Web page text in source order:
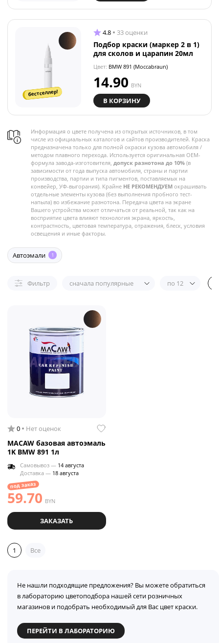
бестселлер!
4.8 33 оценки
Подбор краски (маркер 2 в 1)
для сколов и царапин 20мл
Цвет: BMW 891 (Moccabraun)
14.90 BYN
В КОРЗИНУ
Информация о цвете получена из открытых источников, в том
числе из официальных каталогов и сайтов производителей. Краска
предназначена только для полной окраски кузова автомобиля /
методом плавного перехода. Используется оригинальная OEM-
формула завода-изготовителя, допуск разнотона до 10% (в
зависимости от года выпуска автомобиля, страны и партии
производства, партии и типа пигментов, поставляемых на
конвейер, УФ-выгорания). Крайне НЕ РЕКОМЕНДУЕМ окрашивать
отдельные элементы кузова (без выполнения пробного тест-
напыла) во избежание разнотона. Передача цвета на экране
Вашего устройства может отличаться от реальной, так как на
восприятие цвета влияют технология экрана, яркость,
контрастность, цветовая температура, отражения, блеск, условия
освещения и иные факторы.
Автоэмали 1
Фильтр сначала популярные по 12
0 Нет оценок
MACAW базовая автоэмаль
1K BMW 891 1л
Самовывоз — 14 августа
Доставка — 18 августа
под заказ
59.70 BYN
ЗАКАЗАТЬ
1 Все
Не нашли подходящие предложения? Вы можете обратиться
в лабораторию цветоподбора нашей сети розничных
магазинов и подобрать необходимый для Вас цвет краски.
ПЕРЕЙТИ В ЛАБОРАТОРИЮ